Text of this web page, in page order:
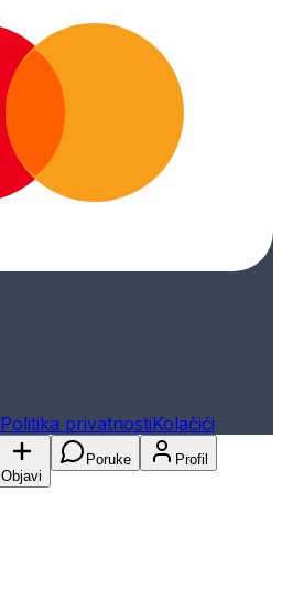
Politika privatnostiKolačići
Objavi
Poruke Profil